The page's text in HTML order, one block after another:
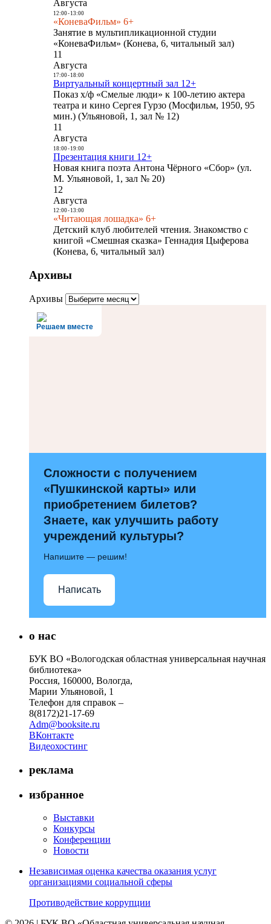
Августа
12:00- 13:00
«КоневаФильм» 6+
Занятие в мультипликационной студии
«КоневаФильм» (Конева, 6, читальный зал)
11
Августа
17:00- 18:00
Виртуальный концертный зал 12+
Показ х/ф «Смелые люди» к 100-летию актера
театра и кино Сергея Гурзо (Мосфильм, 1950, 95
мин.) (Ульяновой, 1, зал № 12)
11
Августа
18:00- 19:00
Презентация книги 12+
Новая книга поэта Антона Чёрного «Сбор» (ул.
М. Ульяновой, 1, зал № 20)
12
Августа
12:00- 13:00
«Читающая лошадка» 6+
Детский клуб любителей чтения. Знакомство с
книгой «Смешная сказка» Геннадия Цыферова
(Конева, 6, читальный зал)
Архивы
Архивы
Решаем вместе
Сложности с получением
«Пушкинской карты» или
приобретением билетов?
Знаете, как улучшить работу
учреждений культуры?
Напишите — решим!
Написать
о нас
БУК ВО «Вологодская областная универсальная научная
библиотека»
Россия, 160000, Вологда,
Марии Ульяновой, 1
Телефон для справок –
8(8172)21-17-69
Adm@booksite.ru
ВКонтакте
Видеохостинг
реклама
избранное
Выставки
Конкурсы
Конференции
Новости
Независимая оценка качества оказания услуг
организациями социальной сферы
Противодействие коррупции